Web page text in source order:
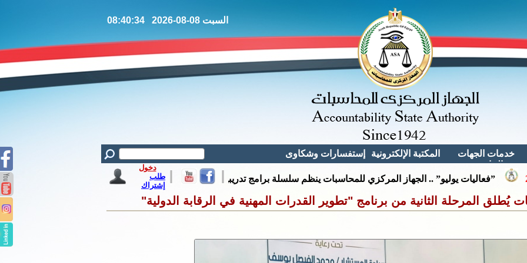
السبت 08-08-2026 08:40:34
دخول
طلب
إشتراك
يُطلق المرحلة الثانية من برنامج "تطوير القدرات المهنية في الرقابة الدولية"
خدمات الجهات
الخارجية
القيد بسجل مراقبى
القيــد بسجـــــل
المورديـــن بالجهـــاز
التعاقـــد مع الخدمـات
الطبيـــة
المكتبة الإلكترونية
مكتبة القوانين
إستفسارات وشكاوى
المقترحـــــات